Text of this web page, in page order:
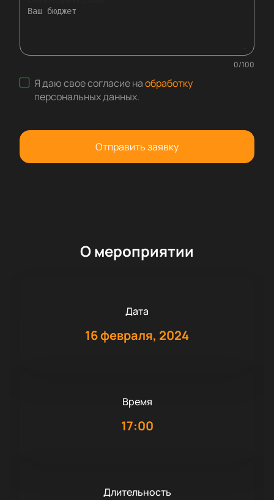
0/100
Я даю свое согласие наобработку
персональных данных.
Отправить заявку
О мероприятии
Дата
16 февраля, 2024
Время
17:00
Длительность